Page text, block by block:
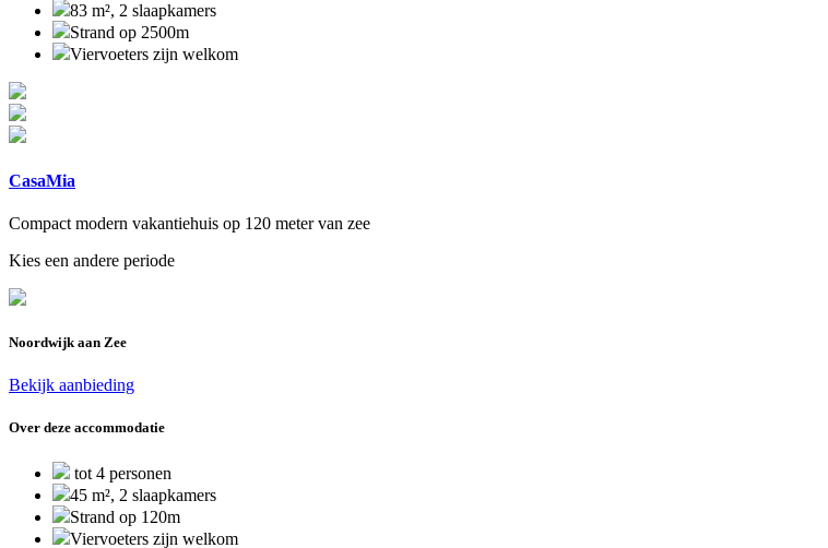
83 m², 2 slaapkamers
Strand op 2500m
Viervoeters zijn welkom
CasaMia
Compact modern vakantiehuis op 120 meter van zee
Kies een andere periode
Noordwijk aan Zee
Bekijk aanbieding
Over deze accommodatie
tot 4 personen
45 m², 2 slaapkamers
Strand op 120m
Viervoeters zijn welkom